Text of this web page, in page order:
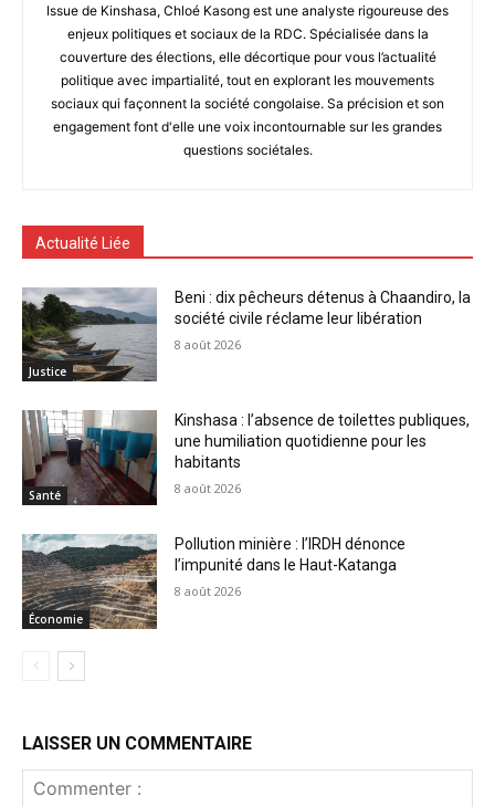
Issue de Kinshasa, Chloé Kasong est une analyste rigoureuse des
enjeux politiques et sociaux de la RDC. Spécialisée dans la
couverture des élections, elle décortique pour vous l’actualité
politique avec impartialité, tout en explorant les mouvements
sociaux qui façonnent la société congolaise. Sa précision et son
engagement font d'elle une voix incontournable sur les grandes
questions sociétales.
Actualité Liée
Justice
Beni : dix pêcheurs détenus à Chaandiro, la
société civile réclame leur libération
8 août 2026
Santé
Kinshasa : l’absence de toilettes publiques,
une humiliation quotidienne pour les
habitants
8 août 2026
Économie
Pollution minière : l’IRDH dénonce
l’impunité dans le Haut-Katanga
8 août 2026
LAISSER UN COMMENTAIRE